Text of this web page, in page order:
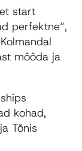
start
perfektne“,
mööda ja
kohad,
ja Tõnis